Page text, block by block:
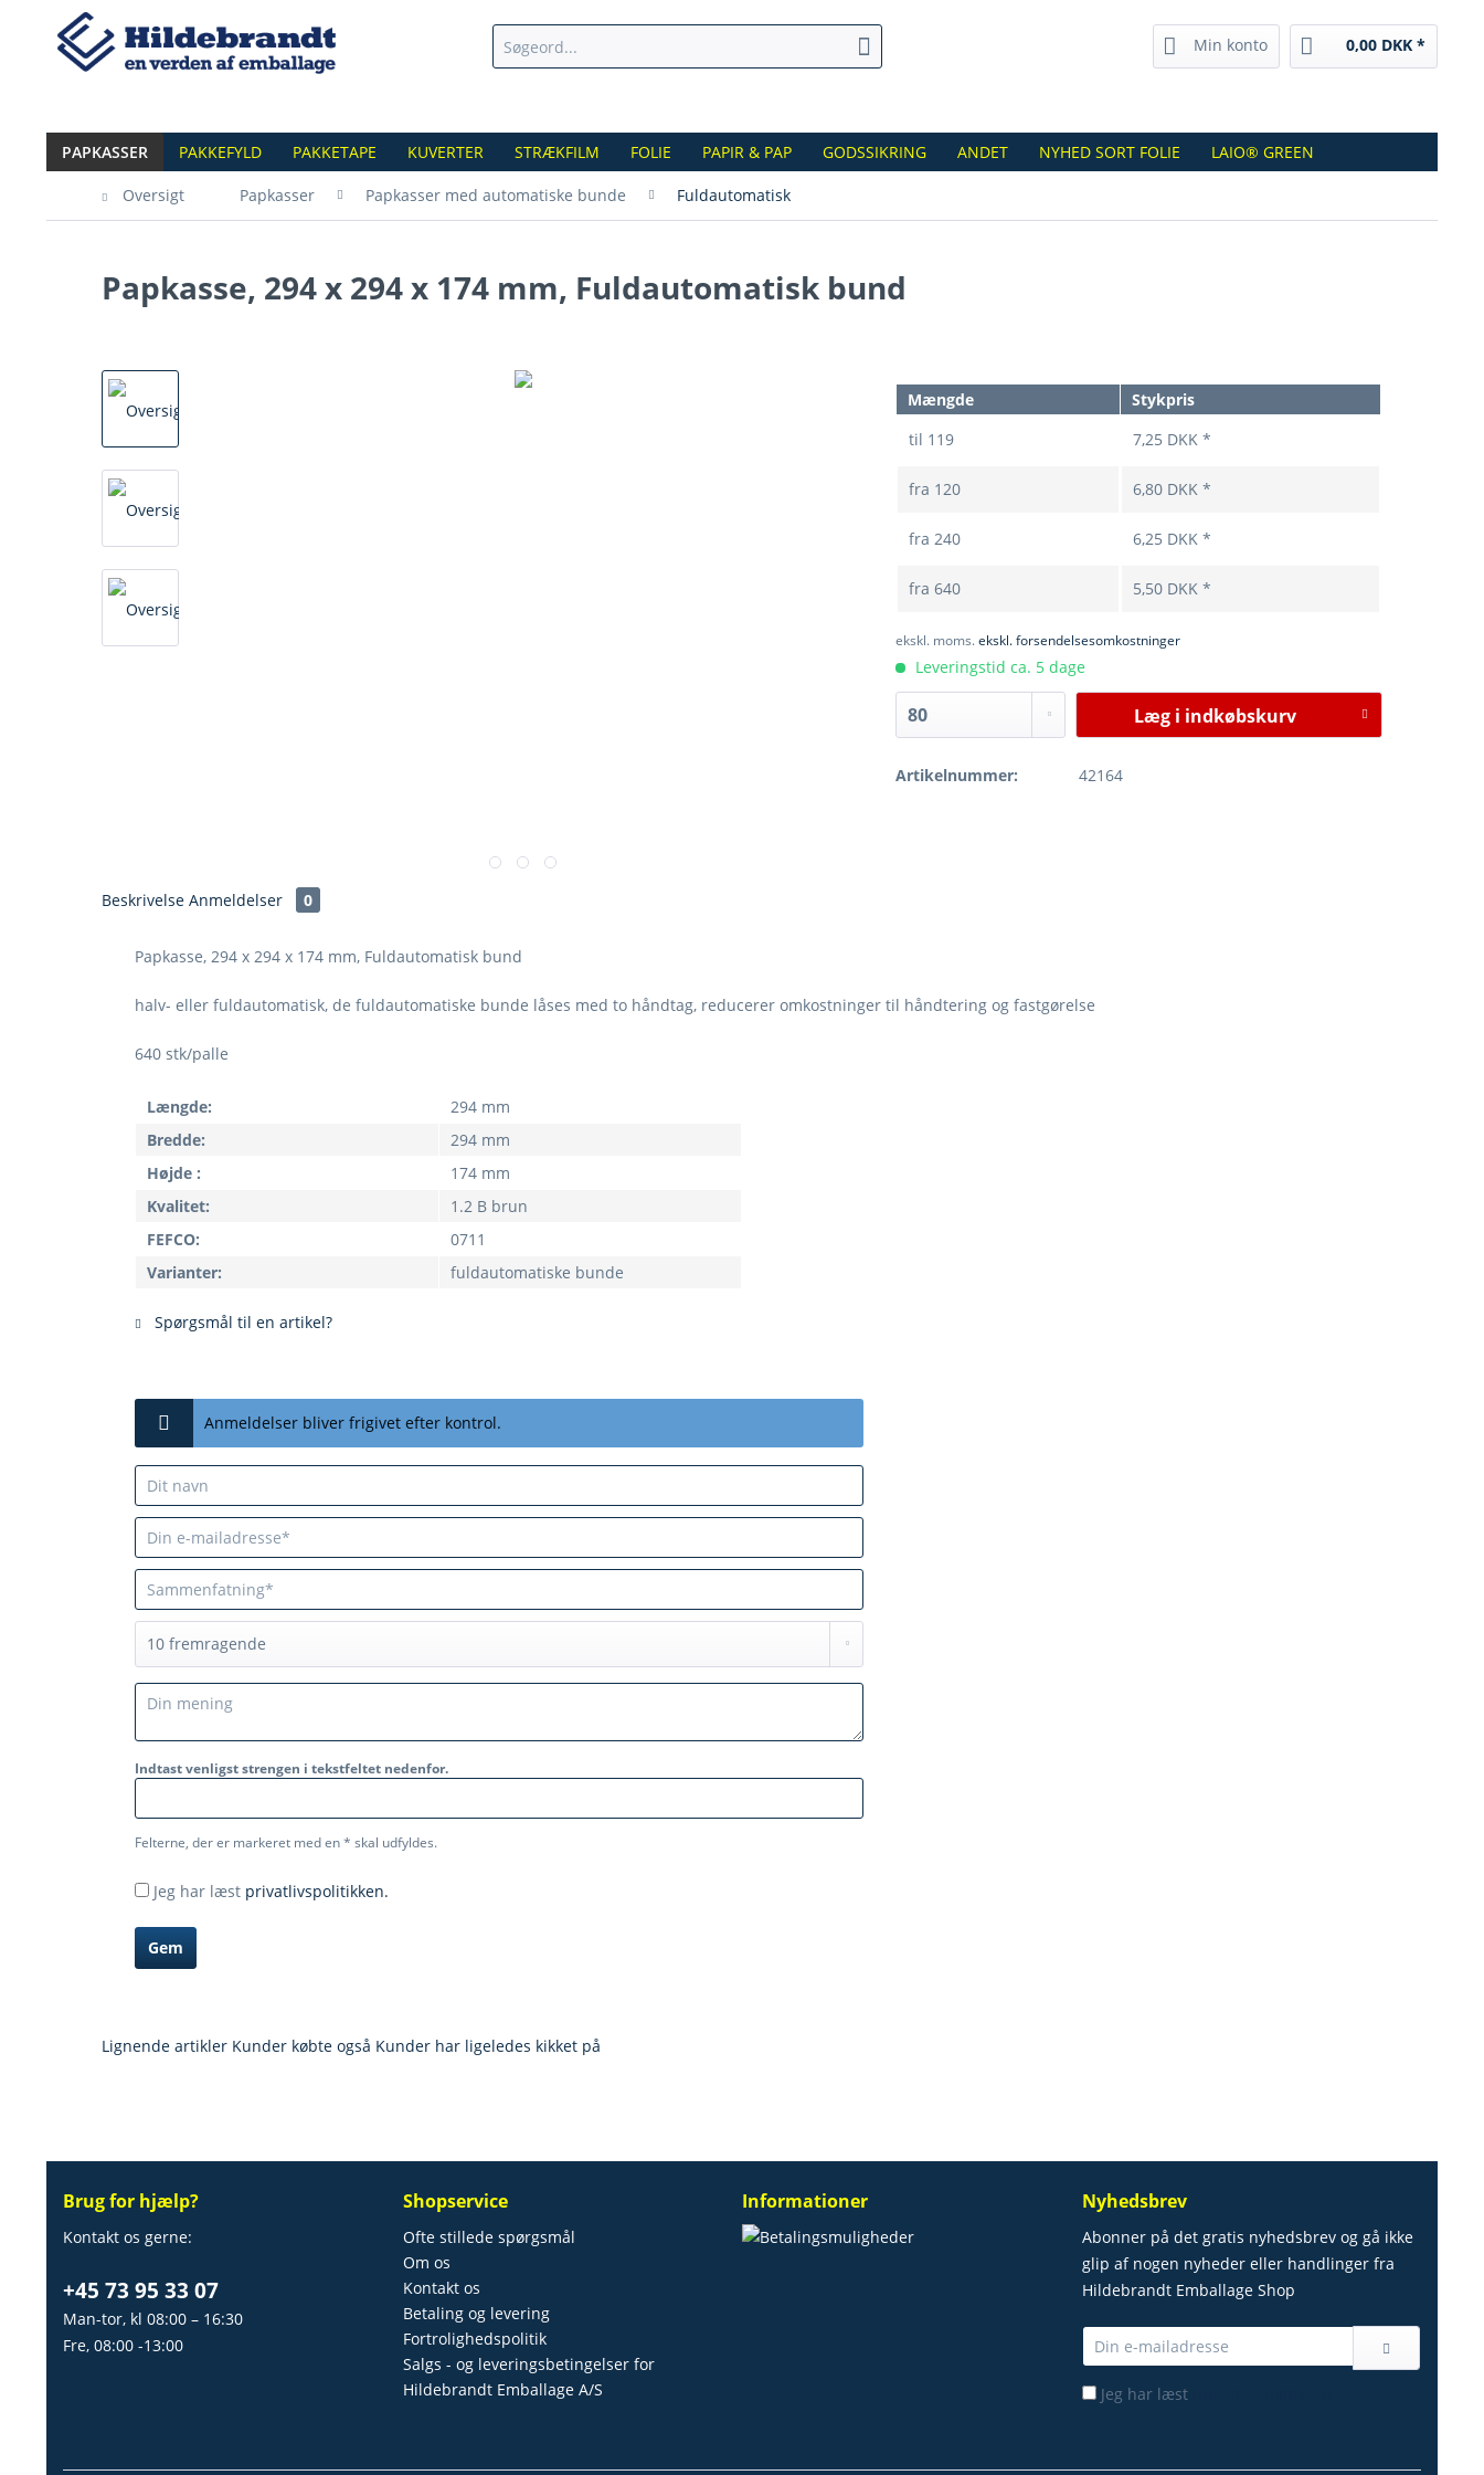
Min konto 0,00 DKK *
PAPKASSER PAKKEFYLD PAKKETAPE KUVERTER STRÆKFILM FOLIE PAPIR & PAP GODSSIKRING ANDET NYHED SORT FOLIE LAIO® GREEN
Oversigt Papkasser Papkasser med automatiske bunde Fuldautomatisk
Papkasse, 294 x 294 x 174 mm, Fuldautomatisk bund
Mængde
Stykpris
til 119 7,25 DKK *
fra 120 6,80 DKK *
fra240 6,25 DKK *
fra640 5,50 DKK *
ekskl. moms.ekskl. forsendelsesomkostninger
Leveringstid ca. 5 dage
Læg i indkøbskurv
Artikelnummer: 42164
Beskrivelse Anmeldelser 0
Papkasse, 294 x 294 x 174 mm, Fuldautomatisk bund
halv- eller fuldautomatisk, de fuldautomatiske bunde låses med to håndtag, reducerer omkostninger til håndtering og fastgørelse
640 stk/palle
Længde:
294 mm
Bredde:
294 mm
Højde :
174 mm
Kvalitet:
1.2 B brun
FEFCO:
0711
Varianter:
fuldautomatiske bunde
Spørgsmål til en artikel?
Anmeldelser bliver frigivet efter kontrol.
Indtast venligst strengen i tekstfeltet nedenfor.
Felterne, der er markeret med en * skal udfyldes.
Jeg har læst privatlivspolitikken.
Gem
Lignende artikler Kunder købte også Kunder har ligeledes kikket på
Brug for hjælp?
Kontakt os gerne:
+45 73 95 33 07
Man-tor, kl 08:00 – 16:30
Fre, 08:00 -13:00
Shopservice
Ofte stillede spørgsmål
Om os
Kontakt os
Betaling og levering
Fortrolighedspolitik
Salgs - og leveringsbetingelser for
Hildebrandt Emballage A/S
Informationer Nyhedsbrev
Abonner på det gratis nyhedsbrev og gå ikke
glip af nogen nyheder eller handlinger fra
Hildebrandt Emballage Shop
Jeg har læst